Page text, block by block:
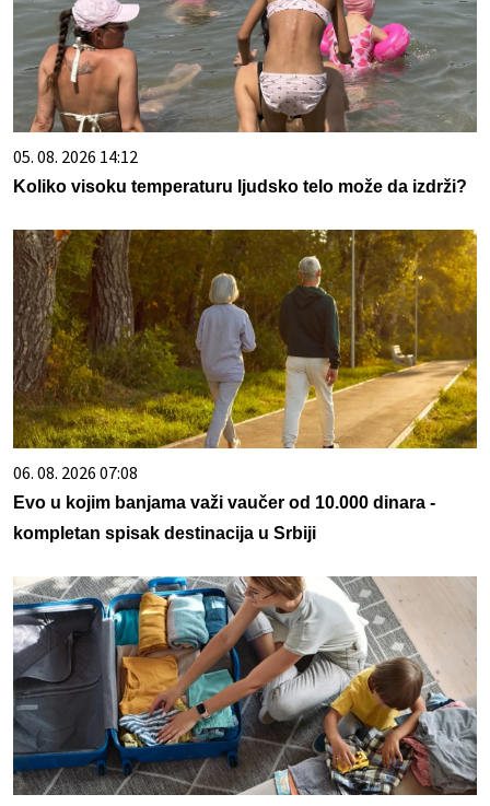
05. 08. 2026 14:12
Koliko visoku temperaturu ljudsko telo može da izdrži?
06. 08. 2026 07:08
Evo u kojim banjama važi vaučer od 10.000 dinara -
kompletan spisak destinacija u Srbiji